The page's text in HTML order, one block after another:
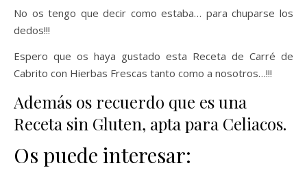
No os tengo que decir como estaba… para chuparse los
dedos!!!
Espero que os haya gustado esta Receta de Carré de
Cabrito con Hierbas Frescas tanto como a nosotros…!!!
Además os recuerdo que es una
Receta sin Gluten, apta para Celiacos.
Os puede interesar: